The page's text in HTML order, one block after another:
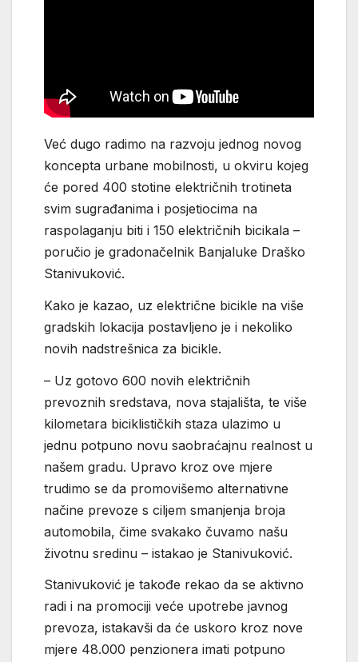
Već dugo radimo na razvoju jednog novog
koncepta urbane mobilnosti, u okviru kojeg
će pored 400 stotine električnih trotineta
svim sugrađanima i posjetiocima na
raspolaganju biti i 150 električnih bicikala –
poručio je gradonačelnik Banjaluke Draško
Stanivuković.
Kako je kazao, uz električne bicikle na više
gradskih lokacija postavljeno je i nekoliko
novih nadstrešnica za bicikle.
– Uz gotovo 600 novih električnih
prevoznih sredstava, nova stajališta, te više
kilometara biciklističkih staza ulazimo u
jednu potpuno novu saobraćajnu realnost u
našem gradu. Upravo kroz ove mjere
trudimo se da promovišemo alternativne
načine prevoze s ciljem smanjenja broja
automobila, čime svakako čuvamo našu
životnu sredinu – istakao je Stanivuković.
Stanivuković je takođe rekao da se aktivno
radi i na promociji veće upotrebe javnog
prevoza, istakavši da će uskoro kroz nove
mjere 48.000 penzionera imati potpuno